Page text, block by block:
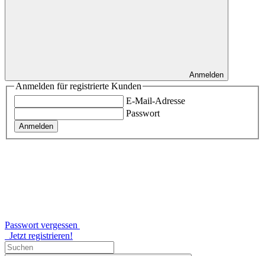
Anmelden
Anmelden für registrierte Kunden
E-Mail-Adresse
Passwort
Anmelden
Passwort vergessen
Jetzt registrieren!